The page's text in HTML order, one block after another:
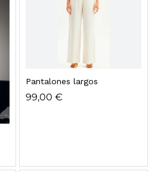
Pantalones largos
99,00 €